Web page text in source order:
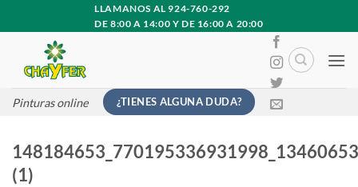
al
contenido
LLAMANOS AL 924-760-292
DE 8:00 A 14:00 Y DE 16:00 A 20:00
Pinturas online ¿TIENES ALGUNA DUDA?
(1)